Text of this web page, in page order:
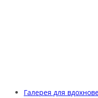
Галерея для